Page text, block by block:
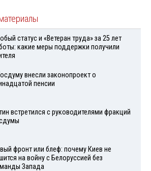
статус и «Ветеран труда» за 25 лет
какие меры поддержки получили
внесли законопроект о
пенсии
встретился с руководителями фракций
фронт или блеф: почему Киев не
на войну с Белоруссией без
Запада